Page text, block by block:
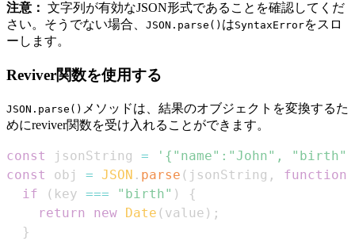
注意： 文字列が有効なJSON形式であることを確認してくだ
さい。そうでない場合、 JSON.parse() はSyntaxErrorをスロ
ーします。
Reviver関数を使用する
JSON.parse() メソッドは、結果のオブジェクトを変換するた
めにreviver関数を受け入れることができます。
const jsonString =
'{"name":"John",
const
obj = JSON . parse ( jsonString ,
function
if
( key === "birth" )
{
return
new Date ( value ) ;
}